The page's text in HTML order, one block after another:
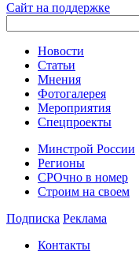
Сайт на поддержке
Новости
Статьи
Мнения
Фотогалерея
Мероприятия
Спецпроекты
Минстрой России
Регионы
СРОчно в номер
Строим на своем
Подписка Реклама
Контакты